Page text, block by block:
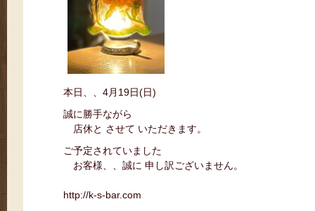
本日、、4月19日(日)
誠に勝手ながら
店休と させて いただきます。
ご予定されていました
お客様、、誠に 申し訳ございません。
http://k-s-bar.com